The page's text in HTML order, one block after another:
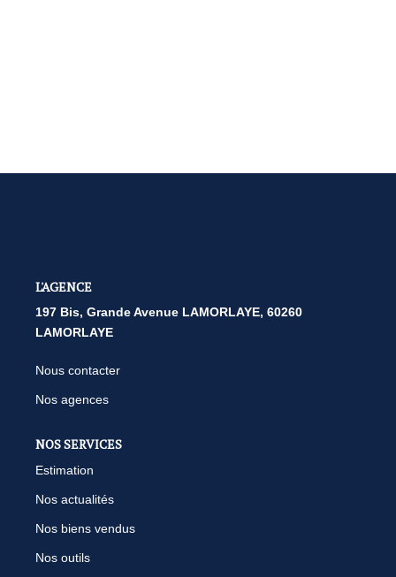
L'AGENCE
197 Bis, Grande Avenue LAMORLAYE, 60260
LAMORLAYE
Nous contacter
Nos agences
NOS SERVICES
Estimation
Nos actualités
Nos biens vendus
Nos outils